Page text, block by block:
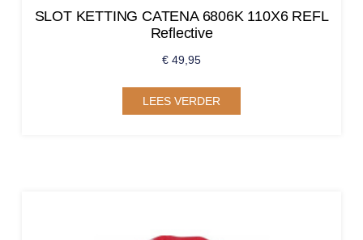
SLOT KETTING CATENA 6806K 110X6 REFL
Reflective
€ 49,95
LEES VERDER